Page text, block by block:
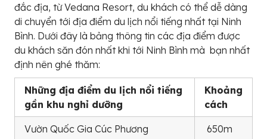
đắc địa, từ Vedana Resort, du khách có thể dễ dàng
di chuyển tới địa điểm du lịch nổi tiếng nhất tại Ninh
Bình. Dưới đây là bảng thông tin các địa điểm được
du khách săn đón nhất khi tới Ninh Bình mà bạn nhất
định nên ghé thăm:
Những địa điểm du lịch nổi tiếng
gần khu nghỉ dưỡng
Khoảng
cách
Vườn Quốc Gia Cúc Phương 650m